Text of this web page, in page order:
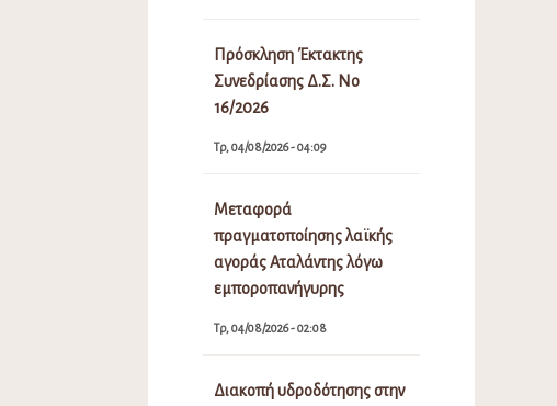
Πρόσκληση Έκτακτης
Συνεδρίασης Δ.Σ. Νο
16/2026
Τρ, 04/08/2026 - 04:09
Μεταφορά
πραγματοποίησης λαϊκής
αγοράς Αταλάντης λόγω
εμποροπανήγυρης
Τρ, 04/08/2026 - 02:08
Διακοπή υδροδότησης στην